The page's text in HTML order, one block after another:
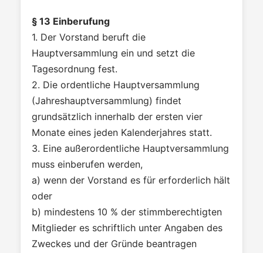
§ 13 Einberufung
1. Der Vorstand beruft die
Hauptversammlung ein und setzt die
Tagesordnung fest.
2. Die ordentliche Hauptversammlung
(Jahreshauptversammlung) findet
grundsätzlich innerhalb der ersten vier
Monate eines jeden Kalenderjahres statt.
3. Eine außerordentliche Hauptversammlung
muss einberufen werden,
a) wenn der Vorstand es für erforderlich hält
oder
b) mindestens 10 % der stimmberechtigten
Mitglieder es schriftlich unter Angaben des
Zweckes und der Gründe beantragen